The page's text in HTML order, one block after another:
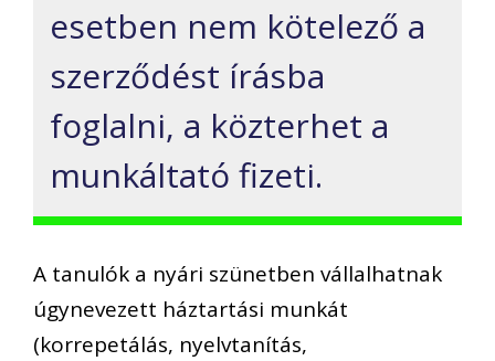
esetben nem kötelező a
szerződést írásba
foglalni, a közterhet a
munkáltató fizeti.
A tanulók a nyári szünetben vállalhatnak
úgynevezett háztartási munkát
(korrepetálás, nyelvtanítás,